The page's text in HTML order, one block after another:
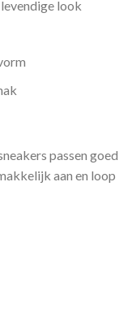
look
passen goed
aan en loop